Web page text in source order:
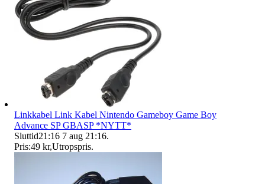
Linkkabel Link Kabel Nintendo Gameboy Game Boy
Advance SP GBASP *NYTT*
Sluttid21:16 7 aug 21:16.
Pris:49 kr,Utropspris.